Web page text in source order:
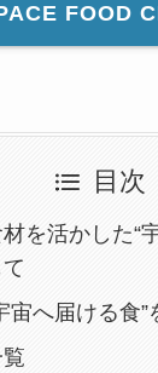
FOOD
目次
を活かした“
宙へ届ける食”